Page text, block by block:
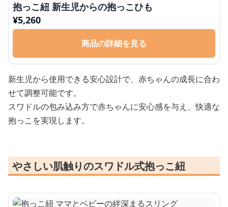
抱っこ紐 新生児からの抱っこひも
¥5,260
商品の詳細を見る
新生児から使用できる安心設計で、赤ちゃんの成長に合わ
せて調整可能です。
スワドルの包み込み方で赤ちゃんに安心感を与え、快適な
抱っこを実現します。
やさしい肌触りのスワドル式抱っこ紐